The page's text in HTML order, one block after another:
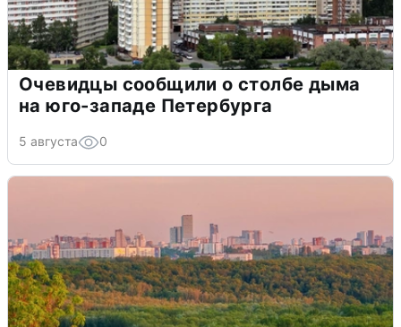
Очевидцы сообщили о столбе дыма
на юго-западе Петербурга
5 августа 0